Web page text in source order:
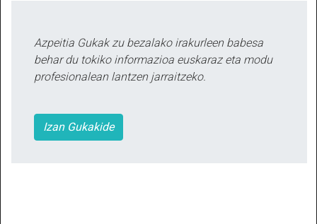
Azpeitia Gukak zu bezalako irakurleen babesa
behar du tokiko informazioa euskaraz eta modu
profesionalean lantzen jarraitzeko.
Izan Gukakide